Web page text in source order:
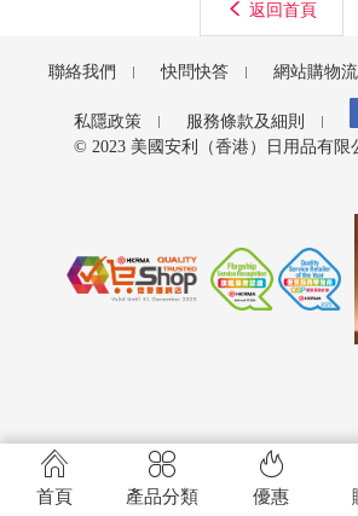
返回首頁
聯絡我們 快問快答 網站購物
私隱政策
服務條款及細則
© 2023 美國安利（香港）日用品有

首頁

產品分類

優惠